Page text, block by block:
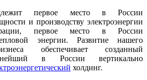
первое место в России
и производству электроэнергии
первое место в России
энергии. Развитие нашего
обеспечивает созданный
в России вертикально
холдинг.